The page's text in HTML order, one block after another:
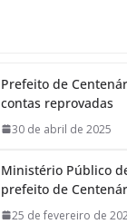
Prefeito de
contas reprovadas
30 de abril de 2025
Ministério Público
prefeito de
25 de fevereiro de